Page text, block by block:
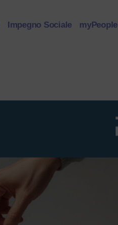
Impegno Sociale myPeople